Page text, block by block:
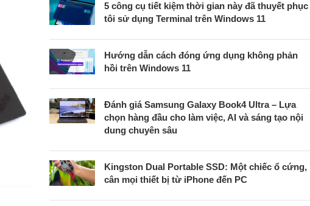
5 công cụ tiết kiệm thời gian này đã thuyết phục
tôi sử dụng Terminal trên Windows 11
Hướng dẫn cách đóng ứng dụng không phản
hồi trên Windows 11
Đánh giá Samsung Galaxy Book4 Ultra – Lựa
chọn hàng đầu cho làm việc, AI và sáng tạo nội
dung chuyên sâu
Kingston Dual Portable SSD: Một chiếc ổ cứng,
cân mọi thiết bị từ iPhone đến PC